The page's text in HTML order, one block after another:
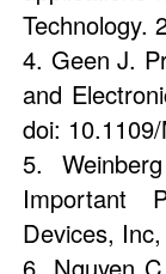
Technology.
4. Geen J.
and
doi:
5.
Important
Devices,